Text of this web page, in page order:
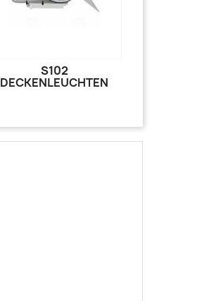
S102
DECKENLEUCHTEN